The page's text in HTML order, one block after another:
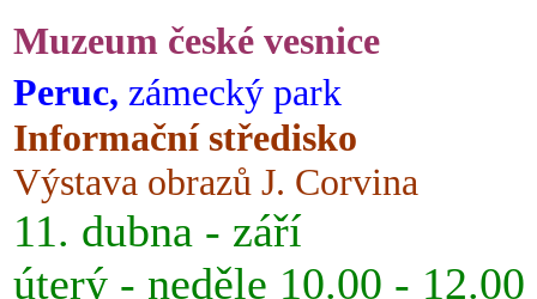
Muzeum české vesnice
Peruc, zámecký park
Informační středisko
Výstava obrazů J. Corvina
11. dubna - září
úterý - neděle 10.00 -